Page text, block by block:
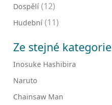
Dospělí (12)
Hudební (11)
Ze stejné kategorie
Inosuke Hashibira
Naruto
Chainsaw Man